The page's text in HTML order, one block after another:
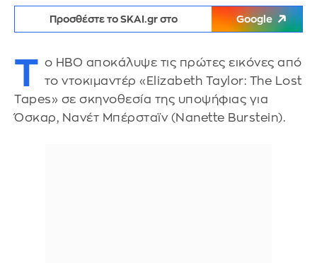
Προσθέστε το SKAI.gr στο Google
Τ ο ΗΒΟ αποκάλυψε τις πρώτες εικόνες από
το ντοκιμαντέρ «Elizabeth Taylor: The Lost
Tapes» σε σκηνοθεσία της υποψήφιας για
Όσκαρ, Νανέτ Μπέρσταϊν (Nanette Burstein).